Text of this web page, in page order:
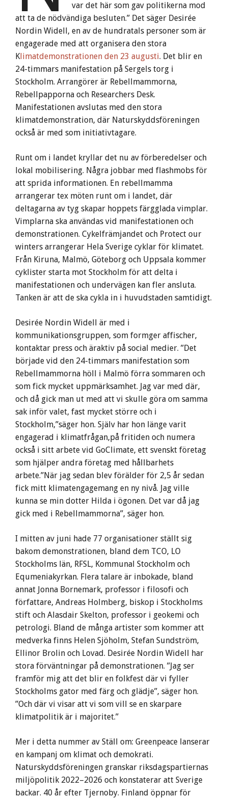
var det här som gav politikerna mod
att ta de nödvändiga besluten.” Det säger Desirée
Nordin Widell, en av de hundratals personer som är
engagerade med att organisera den stora
Klimatdemonstrationen den 23 augusti. Det blir en
24-timmars manifestation på Sergels torg i
Stockholm. Arrangörer är Rebellmammorna,
Rebellpapporna och Researchers Desk.
Manifestationen avslutas med den stora
klimatdemonstration, där Naturskyddsföreningen
också är med som initiativtagare.
Runt om i landet kryllar det nu av förberedelser och
lokal mobilisering. Några jobbar med flashmobs för
att sprida informationen. En rebellmamma
arrangerar tex möten runt om i landet, där
deltagarna av tyg skapar hoppets färgglada vimplar.
Vimplarna ska användas vid manifestationen och
demonstrationen. Cykelfrämjandet och Protect our
winters arrangerar Hela Sverige cyklar för klimatet.
Från Kiruna, Malmö, Göteborg och Uppsala kommer
cyklister starta mot Stockholm för att delta i
manifestationen och undervägen kan fler ansluta.
Tanken är att de ska cykla in i huvudstaden samtidigt.
Desirée Nordin Widell är med i
kommunikationsgruppen, som formger affischer,
kontaktar press och äraktiv på social medier. ”Det
började vid den 24-timmars manifestation som
Rebellmammorna höll i Malmö förra sommaren och
som fick mycket uppmärksamhet. Jag var med där,
och då gick man ut med att vi skulle göra om samma
sak inför valet, fast mycket större och i
Stockholm,”säger hon. Själv har hon länge varit
engagerad i klimatfrågan,på fritiden och numera
också i sitt arbete vid GoClimate, ett svenskt företag
som hjälper andra företag med hållbarhets
arbete.”När jag sedan blev förälder för 2,5 år sedan
fick mitt klimatengagemang en ny nivå. Jag ville
kunna se min dotter Hilda i ögonen. Det var då jag
gick med i Rebellmammorna”, säger hon.
I mitten av juni hade 77 organisationer ställt sig
bakom demonstrationen, bland dem TCO, LO
Stockholms län, RFSL, Kommunal Stockholm och
Equmeniakyrkan. Flera talare är inbokade, bland
annat Jonna Bornemark, professor i filosofi och
författare, Andreas Holmberg, biskop i Stockholms
stift och Alasdair Skelton, professor i geokemi och
petrologi. Bland de många artister som kommer att
medverka finns Helen Sjöholm, Stefan Sundström,
Ellinor Brolin och Lovad. Desirée Nordin Widell har
stora förväntningar på demonstrationen. ”Jag ser
framför mig att det blir en folkfest där vi fyller
Stockholms gator med färg och glädje”, säger hon.
”Och där vi visar att vi som vill se en skarpare
klimatpolitik är i majoritet.”
Mer i detta nummer av Ställ om: Greenpeace lanserar
en kampanj om klimat och demokrati.
Naturskyddsföreningen granskar riksdagspartiernas
miljöpolitik 2022–2026 och konstaterar att Sverige
backar. 40 år efter Tjernoby. Finland öppnar för